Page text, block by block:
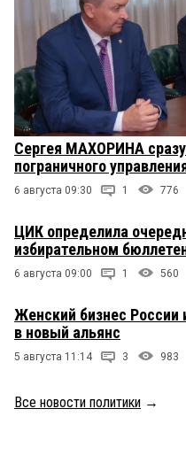
Сергея МАХОРИНА
пограничного
6 августа 09:30 1 776
ЦИК определила
избирательном
6 августа 09:00 1 560
Женский бизнес России
в новый альянс
5 августа 11:14 3 983
Все новости политики →